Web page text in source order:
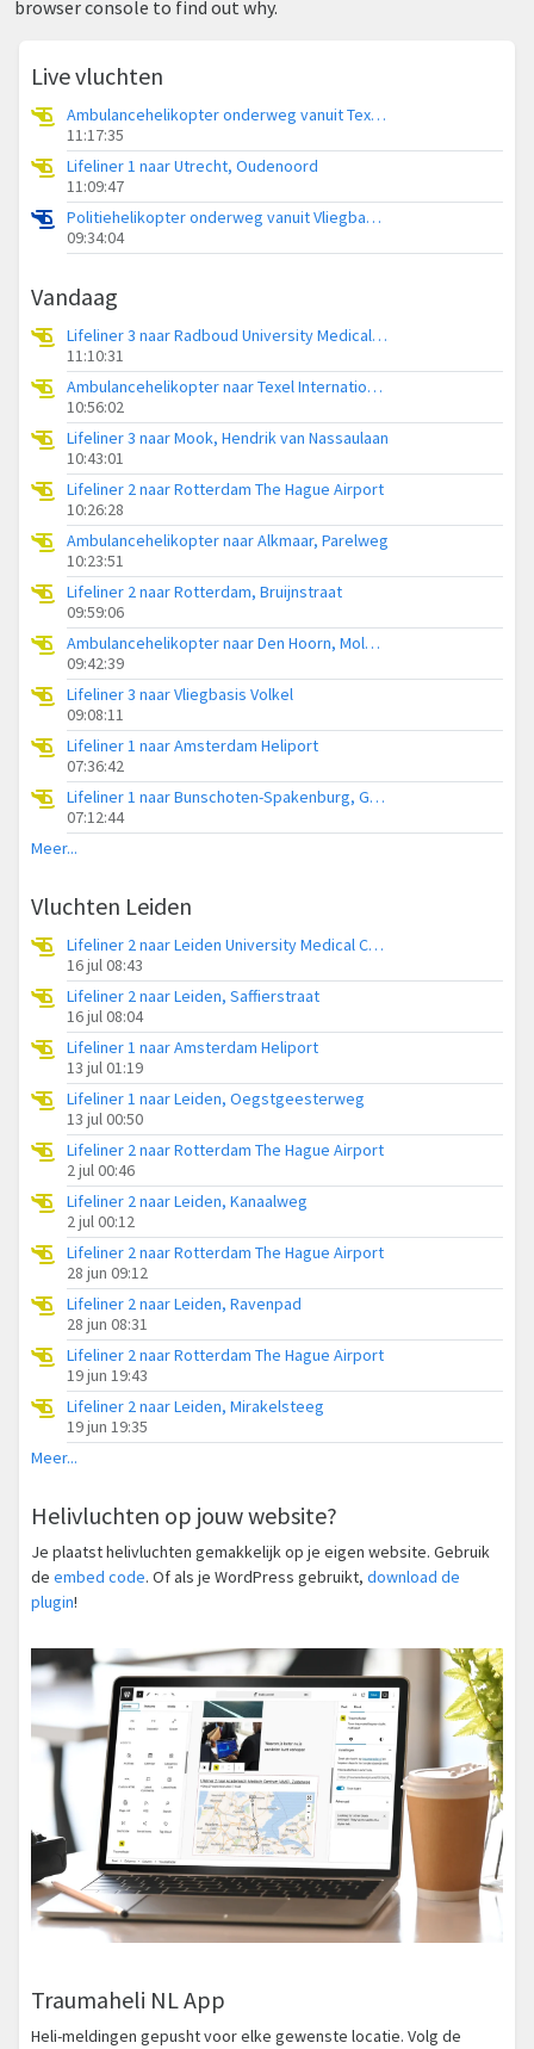
browser console to find out why.
Live vluchten
Ambulancehelikopter onderweg vanuit Texel International Airport
11:17:35
Lifeliner 1 naar Utrecht, Oudenoord
11:09:47
Politiehelikopter onderweg vanuit Vliegbasis Volkel
09:34:04
Vandaag
Lifeliner 3 naar Radboud University Medical Center Heliport
11:10:31
Ambulancehelikopter naar Texel International Airport
10:56:02
Lifeliner 3 naar Mook, Hendrik van Nassaulaan
10:43:01
Lifeliner 2 naar Rotterdam The Hague Airport
10:26:28
Ambulancehelikopter naar Alkmaar, Parelweg
10:23:51
Lifeliner 2 naar Rotterdam, Bruijnstraat
09:59:06
Ambulancehelikopter naar Den Hoorn, Molwerk
09:42:39
Lifeliner 3 naar Vliegbasis Volkel
09:08:11
Lifeliner 1 naar Amsterdam Heliport
07:36:42
Lifeliner 1 naar Bunschoten-Spakenburg, Gasthuisweg
07:12:44
Meer...
Vluchten Leiden
Lifeliner 2 naar Leiden University Medical Center Heliport
16 jul 08:43
Lifeliner 2 naar Leiden, Saffierstraat
16 jul 08:04
Lifeliner 1 naar Amsterdam Heliport
13 jul 01:19
Lifeliner 1 naar Leiden, Oegstgeesterweg
13 jul 00:50
Lifeliner 2 naar Rotterdam The Hague Airport
2 jul 00:46
Lifeliner 2 naar Leiden, Kanaalweg
2 jul 00:12
Lifeliner 2 naar Rotterdam The Hague Airport
28 jun 09:12
Lifeliner 2 naar Leiden, Ravenpad
28 jun 08:31
Lifeliner 2 naar Rotterdam The Hague Airport
19 jun 19:43
Lifeliner 2 naar Leiden, Mirakelsteeg
19 jun 19:35
Meer...
Helivluchten op jouw website?
Je plaatst helivluchten gemakkelijk op je eigen website. Gebruik
de embed code. Of als je WordPress gebruikt, download de
plugin!
Traumaheli NL App
Heli-meldingen gepusht voor elke gewenste locatie. Volg de